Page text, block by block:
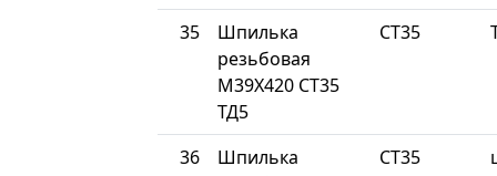
35
Шпилька
резьбовая
М39Х420 СТ35
ТД5
СТ35
36
Шпилька
СТ35